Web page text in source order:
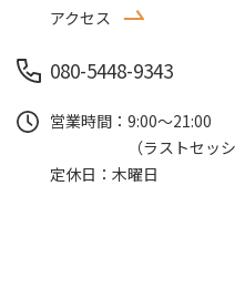
アクセス
080-5448-9343
営業時間
9:00～21:00
（ラストセッ
定休日
木曜日